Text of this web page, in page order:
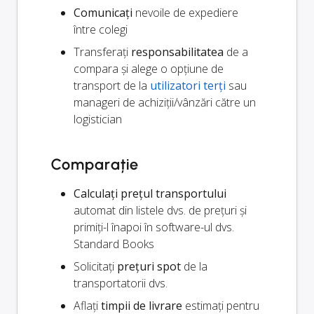
Comunicați nevoile de expediere
între colegi
Transferați responsabilitatea de a
compara și alege o opțiune de
transport de la utilizatori terți sau
manageri de achiziții/vânzări către un
logistician
Comparație
Calculați prețul transportului
automat din listele dvs. de prețuri și
primiți-l înapoi în software-ul dvs.
Standard Books
Solicitați prețuri spot de la
transportatorii dvs.
Aflațitimpii de livrare estimați pentru